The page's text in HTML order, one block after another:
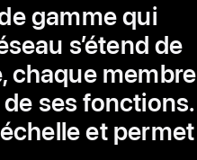
gamme qui
s’étend de
chaque membre
ses fonctions.
et permet